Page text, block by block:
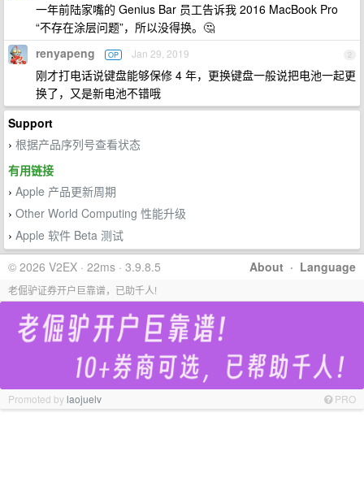
一年前陆家嘴的 Genius Bar 员工告诉我 2016 MacBook Pro
“不存在涂层问题”，所以没得换。🤔
2
renyapeng OP Jan 29, 2019
刚才打电话说键盘能够保修 4 年，更换键盘一般说把电池一起更
换了，又是新电池不错哦
Support
› 根据产品序列号查看状态
有用链接
› Apple 产品更新周期
› Other World Computing 性能升级
› Apple 软件 Beta 测试
About · Language
© 2026 V2EX · 22ms · 3.9.8.5
老倔驴证券开户巨靠谱，已助千人!
Promoted bylaojuelv PRO